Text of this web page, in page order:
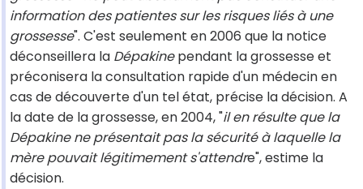
information des patientes sur les risques liés à une
grossesse". C'est seulement en 2006 que la notice
déconseillera la Dépakinependant la grossesse et
préconisera la consultation rapide d'un médecin en
cas de découverte d'un tel état, précise la décision. A
la date de la grossesse, en 2004, "il en résulte que la
Dépakine ne présentait pas la sécurité à laquelle la
mère pouvait légitimement s'attendre", estime la
décision.